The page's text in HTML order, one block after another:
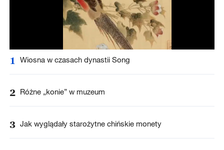
1 Wiosna w czasach dynastii Song
2 Różne „konie” w muzeum
3 Jak wyglądały starożytne chińskie monety